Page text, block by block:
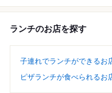
ランチのお店を探す
子連れでランチができるお
ピザランチが食べられるお